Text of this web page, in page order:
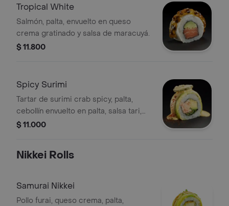
Tropical White
Salmón, palta, envuelto en queso
crema gratinado y salsa de maracuyá.
$ 11.800
Spicy Surimi
Tartar de surimi crab spicy, palta,
cebollín envuelto en palta, salsa tari,
chichimi y láminas de jalapeño
$ 11.000
Nikkei Rolls
Samurai Nikkei
Pollo furai, queso crema, palta,